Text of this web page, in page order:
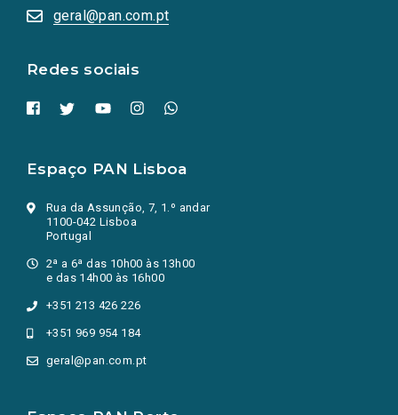
geral@pan.com.pt
Redes sociais
numa
nova
Espaço PAN Lisboa
Rua da Assunção, 7, 1.º andar
1100-042 Lisboa
Portugal
2ª a 6ª das 10h00 às 13h00
e das 14h00 às 16h00
+351 213 426 226
+351 969 954 184
geral@pan.com.pt